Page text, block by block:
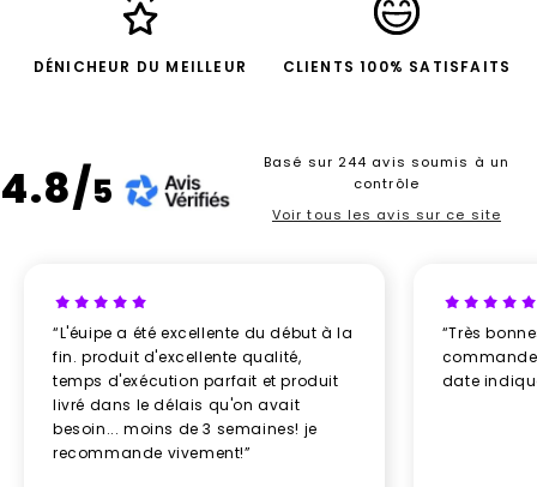
DÉNICHEUR DU MEILLEUR CLIENTS 100% SATISFAITS
4.8/5
Basé sur 244 avis soumis à un
contrôle
Voir tous les avis sur ce site
“L'éuipe a été excellente du début à la
fin. produit d'excellente qualité,
temps d'exécution parfait et produit
livré dans le délais qu'on avait
besoin... moins de 3 semaines! je
recommande vivement!”
“Très
date